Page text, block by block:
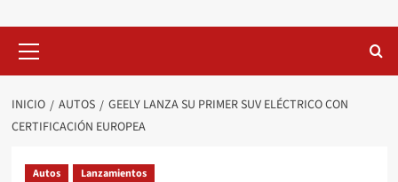
primario
INICIO AUTOS
GEELY LANZA SU PRIMER SUV ELÉCTRICO CON
CERTIFICACIÓN EUROPEA
Autos Lanzamientos